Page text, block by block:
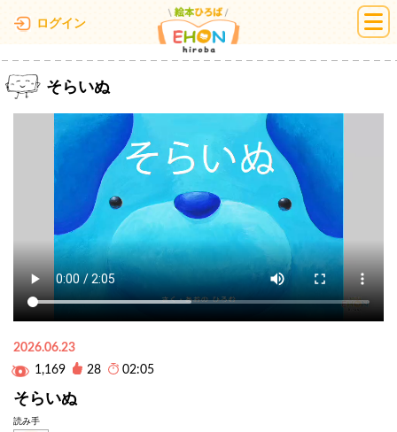
ログイン 絵本ひろば
そらいぬ
2026.06.23
1,169
28 02:05
そらいぬ
読み手